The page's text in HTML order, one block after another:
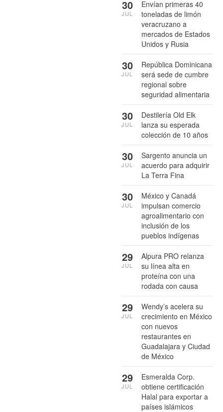
Envían primeras 40
toneladas de limón
veracruzano a
mercados de Estados
Unidos y Rusia
30
JUL
República Dominicana
será sede de cumbre
regional sobre
seguridad alimentaria
30
JUL
Destilería Old Elk
lanza su esperada
colección de 10 años
30
JUL
Sargento anuncia un
acuerdo para adquirir
La Terra Fina
30
JUL
México y Canadá
impulsan comercio
agroalimentario con
inclusión de los
pueblos indígenas
30
JUL
Alpura PRO relanza
su línea alta en
proteína con una
rodada con causa
29
JUL
Wendy’s acelera su
crecimiento en México
con nuevos
restaurantes en
Guadalajara y Ciudad
de México
29
JUL
Esmeralda Corp.
obtiene certificación
Halal para exportar a
países islámicos
29
JUL